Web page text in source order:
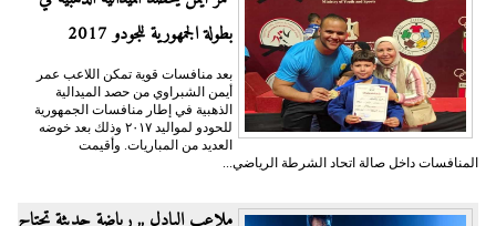
بطولة الجمهورية للجودو 2017
بعد منافسات قوية تمكن اللاعب عمر
أيمن الشبراوي من حصد الميدالية
الذهبية في إطار منافسات الجمهورية
للحودو لمواليد ٢٠١٧ وذلك بعد خوضه
العديد من المباريات. وأقيمت
المنافسات داخل صالة اتحاد الشرطة الرياضي...